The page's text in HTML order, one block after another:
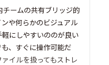
ームの共有ブリッジ的
や何らかのビジュアル
にしやすいののが良い
、すぐに操作可能だ
イルを扱ってもストレ